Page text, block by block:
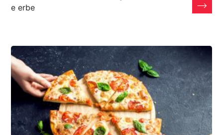
e erbe